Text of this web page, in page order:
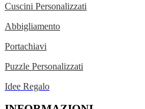
Cuscini Personalizzati
Abbigliamento
Portachiavi
Puzzle Personalizzati
Idee Regalo